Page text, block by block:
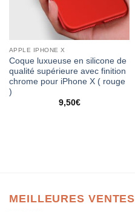
APPLE IPHONE X
Coque luxueuse en silicone de
qualité supérieure avec finition
chrome pour iPhone X ( rouge
)
9,50€
MEILLEURES VENTES